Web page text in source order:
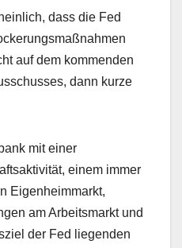
dass die Fed
auf dem kommenden
dann kurze
mit einer
einem immer
Eigenheimmarkt,
am Arbeitsmarkt und
der Fed liegenden